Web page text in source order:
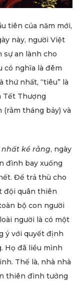
tiên của năm mới,
này, người Việt
sự an lành cho
có nghĩa là đêm
thứ nhất, “tiêu” là
Tết Thượng
tháng bảy) và
nhất kể rằng, ngày
đình bay xuống
Để trả thù cho
đội quân thiên
bộ con người
người là có một
ý với quyết định
Họ đã liều mình
Thế là, nhà nhà
thiên đình tưởng